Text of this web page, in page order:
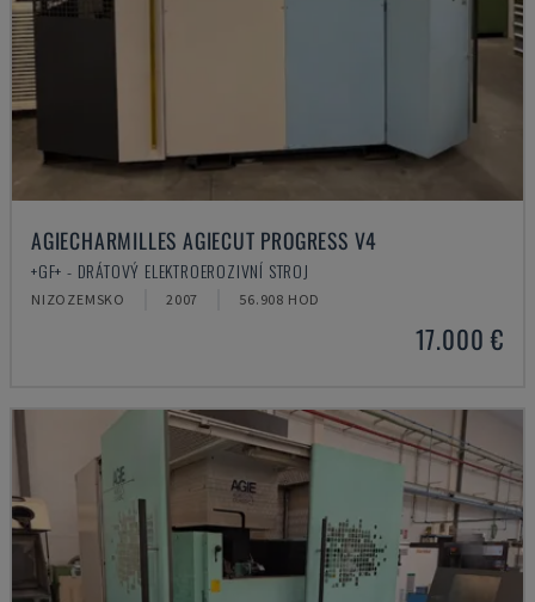
AGIECHARMILLES AGIECUT PROGRESS V4
+GF+ - DRÁTOVÝ ELEKTROEROZIVNÍ STROJ
NIZOZEMSKO 2007 56.908 HOD
17.000 €